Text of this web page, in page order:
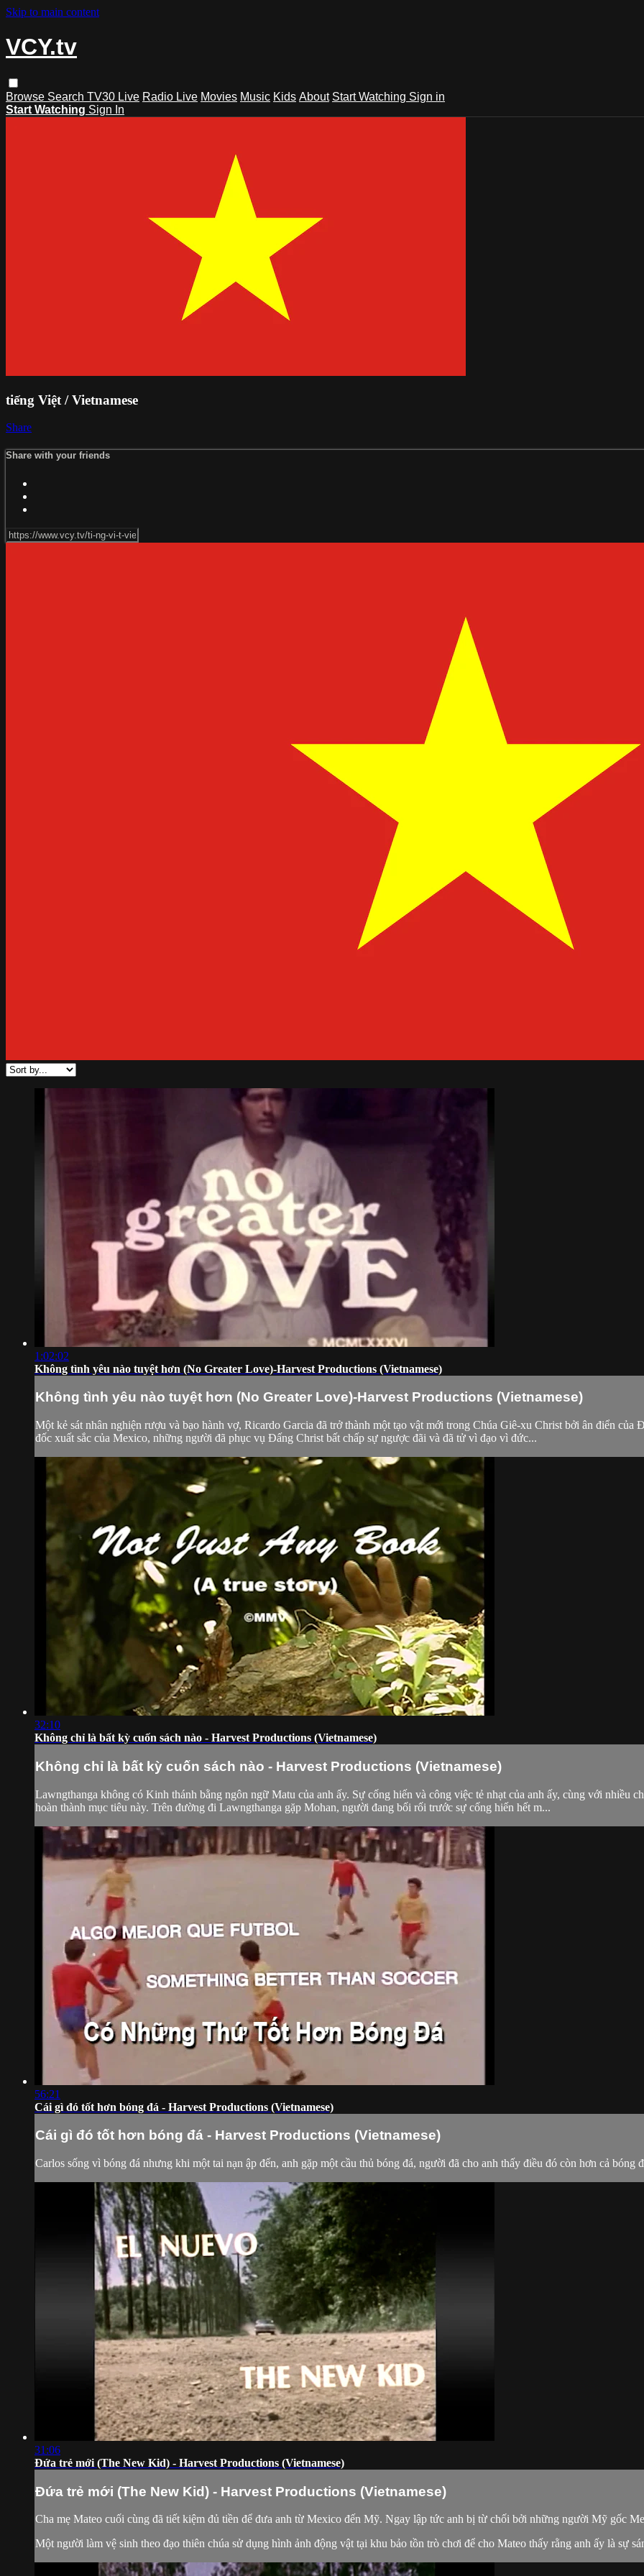
Skip to main content
VCY.tv
Browse Search TV30 Live Radio Live Movies Music Kids About Start Watching Sign in
Start Watching Sign In
tiếng Việt / Vietnamese
Share
Share with your friends
1:02:02
Không tình yêu nào tuyệt hơn (No Greater Love)-Harvest Productions (Vietnamese)
Không tình yêu nào tuyệt hơn (No Greater Love)-Harvest Productions (Vietnamese)
Một kẻ sát nhân nghiện rượu và bạo hành vợ, Ricardo Garcia đã trở thành một tạo vật mới trong Chúa Giê-xu Christ bởi ân điển
đốc xuất sắc của Mexico, những người đã phục vụ Đấng Christ bất chấp sự ngược đãi và đã tử vì đạo vì đức...
32:10
Không chỉ là bất kỳ cuốn sách nào - Harvest Productions (Vietnamese)
Không chỉ là bất kỳ cuốn sách nào - Harvest Productions (Vietnamese)
Lawngthanga không có Kinh thánh bằng ngôn ngữ Matu của anh ấy. Sự cống hiến và công việc tẻ nhạt của anh ấy, cùng với
hoàn thành mục tiêu này. Trên đường đi Lawngthanga gặp Mohan, người đang bối rối trước sự cống hiến hết m...
56:21
Cái gì đó tốt hơn bóng đá - Harvest Productions (Vietnamese)
Cái gì đó tốt hơn bóng đá - Harvest Productions (Vietnamese)
Carlos sống vì bóng đá nhưng khi một tai nạn ập đến, anh gặp một cầu thủ bóng đá, người đã cho anh thấy điều đó còn hơn cả bóng
31:06
Đứa trẻ mới (The New Kid) - Harvest Productions (Vietnamese)
Đứa trẻ mới (The New Kid) - Harvest Productions (Vietnamese)
Cha mẹ Mateo cuối cùng đã tiết kiệm đủ tiền để đưa anh từ Mexico đến Mỹ. Ngay lập tức anh bị từ chối bởi những người Mỹ gốc
Một người làm vệ sinh theo đạo thiên chúa sử dụng hình ảnh động vật tại khu bảo tồn trò chơi để cho Mateo thấy rằng anh ấy là sự